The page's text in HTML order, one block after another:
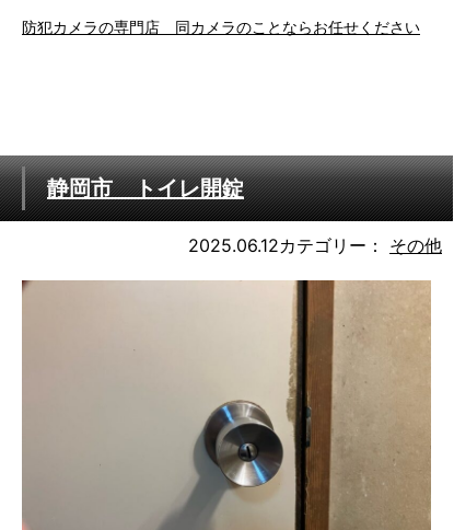
防犯カメラの専門店 同カメラのことならお任せください
静岡市 トイレ開錠
2025.06.12カテゴリー： その他